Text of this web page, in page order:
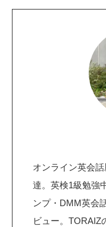
オンライン英会
達。英検1級勉強
ンプ・DMM英会
ビュー。